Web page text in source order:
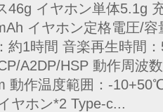
46g イヤホン単体5.1g
イヤホン定格電圧/
約1時間 音楽再生時間
A2DP/HSP 動作周波
動作温度範囲：-
ヤホン*2 Type-c...